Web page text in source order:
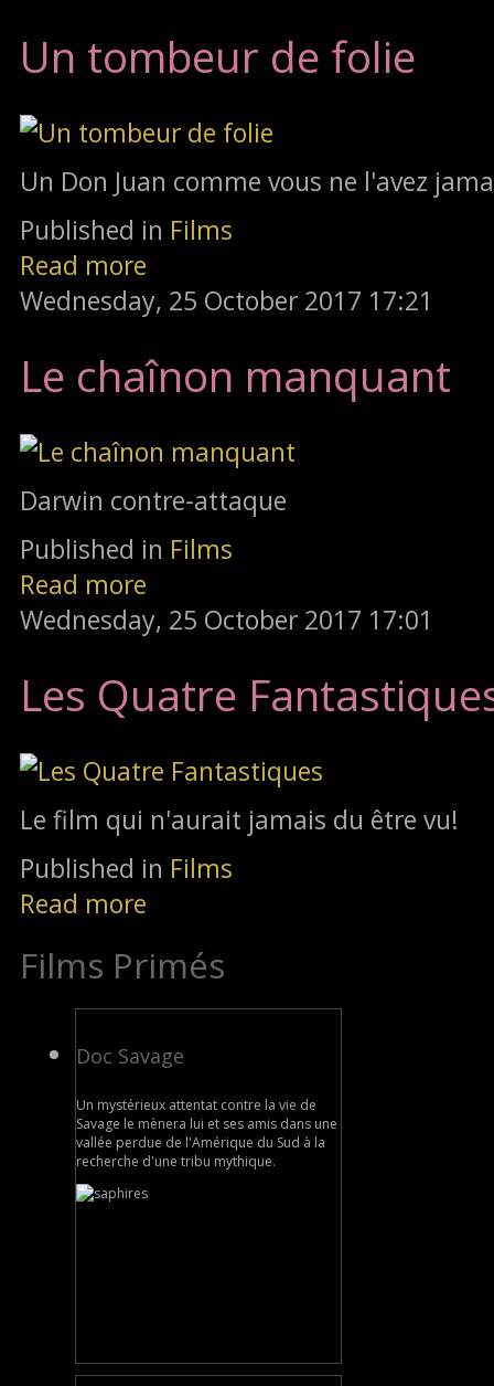
Un tombeur de folie
Un Don Juan comme vous ne l'avez
Published in Films
Read more
Wednesday, 25 October 2017 17:21
Le chaînon manquant
Darwin contre-attaque
Published in Films
Read more
Wednesday, 25 October 2017 17:01
Les Quatre
Le film qui n'aurait jamais du être vu!
Published in Films
Read more
Films Primés
Doc Savage
Un mystérieux attentat contre la vie de
Savage le mènera lui et ses amis dans une
vallée perdue de l'Amérique du Sud à la
recherche d'une tribu mythique.